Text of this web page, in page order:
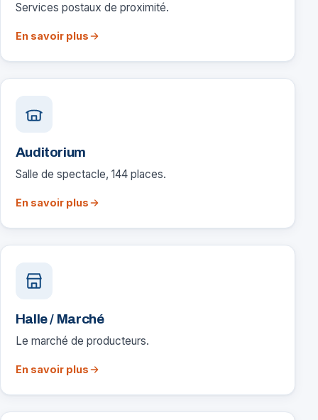
Services postaux de proximité.
En savoir plus
Auditorium
Salle de spectacle, 144 places.
En savoir plus
Halle / Marché
Le marché de producteurs.
En savoir plus